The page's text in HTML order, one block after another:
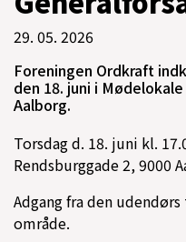
29. 05. 2026
Foreningen Ordkraft
den 18. juni i
Aalborg.
Torsdag d. 18. juni kl.
Rendsburggade 2, 9000
Adgang fra den
område.